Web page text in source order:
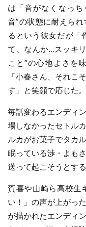
は「音がなくなっ
音”の状態に耐えら
るという彼女だが「
て、なんか…スッキ
こと”の心地よさを
「小春さん、それこ
す」と笑顔で応じた。
毎話変わるエンディ
場しなかったセトル
ルカがお菓子でタカ
眠っている渉・よも
送って起こそうとす
賀喜や山崎ら高校生
い！」の声が上がっ
が描かれたエンディ